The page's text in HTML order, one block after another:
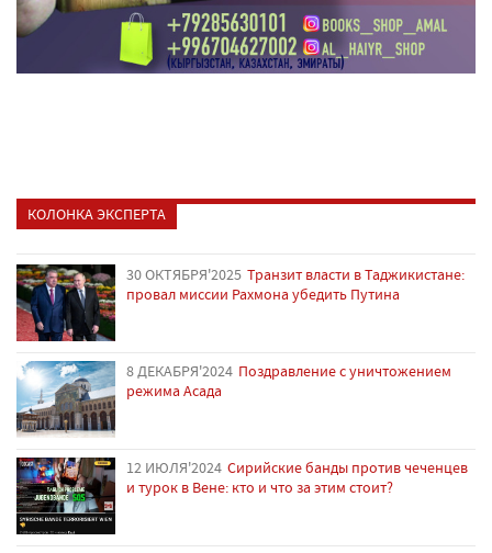
КОЛОНКА ЭКСПЕРТА
30 ОКТЯБРЯ'2025 Транзит власти в Таджикистане:
провал миссии Рахмона убедить Путина
8 ДЕКАБРЯ'2024 Поздравление с уничтожением
режима Асада
12 ИЮЛЯ'2024 Сирийские банды против чеченцев
и турок в Вене: кто и что за этим стоит?